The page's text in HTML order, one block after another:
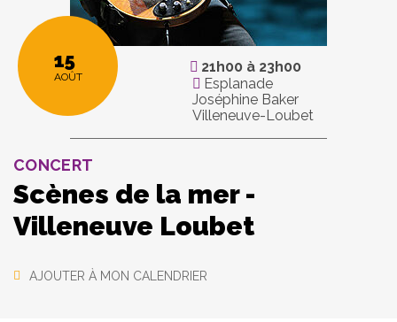
15
AOÛT
21h00 à 23h00
Esplanade
Joséphine Baker
Villeneuve-Loubet
CONCERT
Scènes de la mer -
Villeneuve Loubet
AJOUTER À MON CALENDRIER